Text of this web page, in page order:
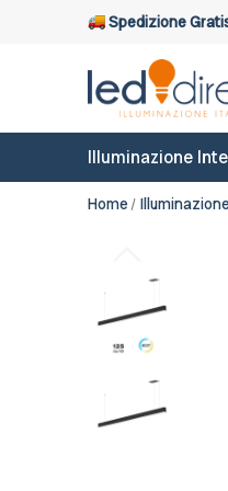
Spedizione
Illuminazione
Home